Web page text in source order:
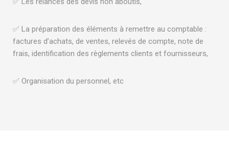
✅ La préparation des éléments à remettre au comptable :
factures d’achats, de ventes, relevés de compte, note de
frais, identification des règlements clients et fournisseurs,
✅ Organisation du personnel, etc